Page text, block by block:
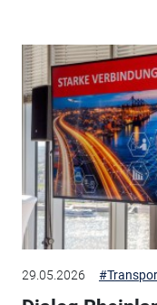
29.05.2026